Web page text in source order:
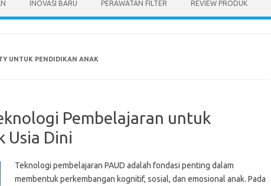
INOVASI BARU PERAWATAN FILTER REVIEW PRODUK
UNTUK PENDIDIKAN ANAK
Pembelajaran untuk
Usia Dini
Teknologi pembelajaran PAUD adalah fondasi penting dalam
membentuk perkembangan kognitif, sosial, dan emosional anak. Pada